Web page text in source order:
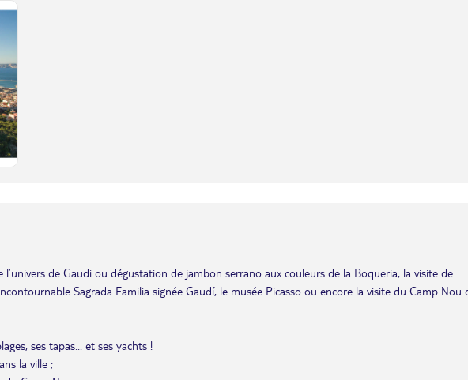
de Gaudi ou dégustation de jambon serrano aux couleurs de la Boqueria, la visite de
Sagrada Familia signée Gaudí, le musée Picasso ou encore la visite du Camp Nou
ses tapas... et ses yachts !
la ville ;